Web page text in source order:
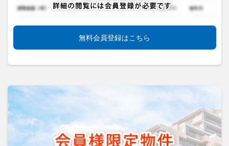
無料会員登録はこちら